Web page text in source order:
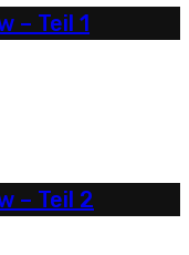
– Teil 1
– Teil 2